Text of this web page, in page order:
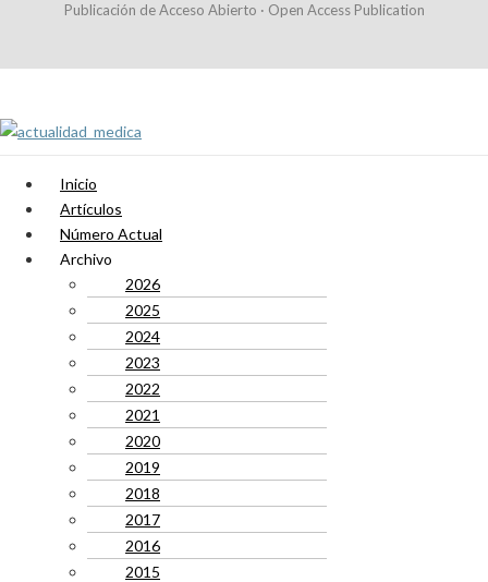
Publicación de Acceso Abierto · Open Access Publication
Inicio
Artículos
Número Actual
Archivo
2026
2025
2024
2023
2022
2021
2020
2019
2018
2017
2016
2015